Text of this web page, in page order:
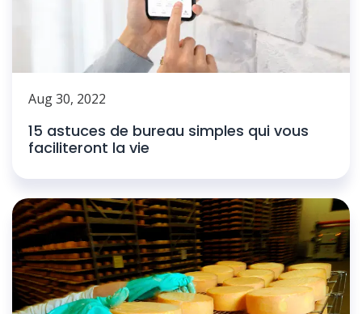
Aug 30, 2022
15 astuces de bureau simples qui vous
faciliteront la vie